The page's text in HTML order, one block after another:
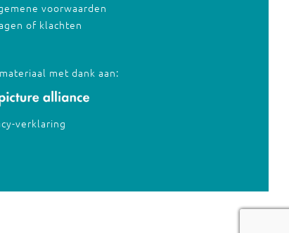
voorwaarden
of klachten
met dank aan:
verklaring